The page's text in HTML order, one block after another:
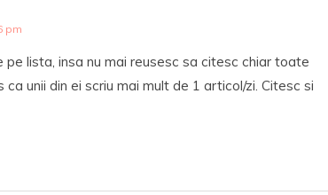
pm
pe lista, insa nu mai reusesc sa citesc chiar toate
unii din ei scriu mai mult de 1 articol/zi. Citesc si